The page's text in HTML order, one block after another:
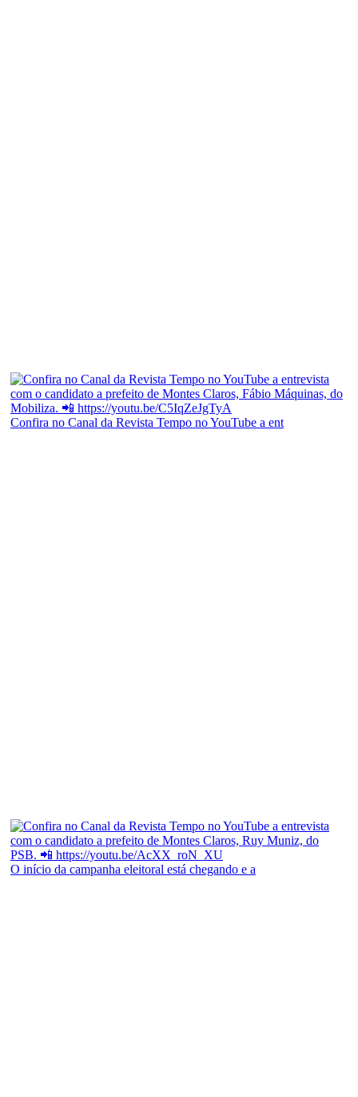
Confira no Canal da Revista Tempo no YouTube a ent
O início da campanha eleitoral está chegando e a